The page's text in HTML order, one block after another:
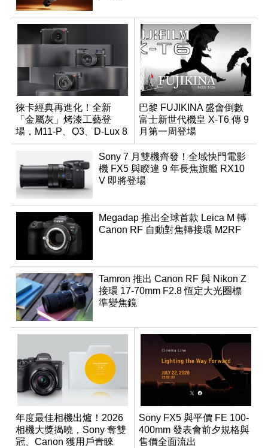
徠卡經典再進化！全新
「金屬灰」烤漆工藝登
場，M11-P、Q3、D-Lux 8
領銜換裝
巴黎 FUJIKINA 盛會倒數
富士新世代機皇 X-T6 傳 9
月第一周登場
Sony 7 月雙機齊發！全域快門電影
機 FX5 與睽違 9 年長焦旗艦 RX10
V 即將登場
Megadap 推出全球首款 Leica M 轉
Canon RF 自動對焦轉接環 M2RF
Tamron 推出 Canon RF 與 Nikon Z
接環 17-70mm F2.8 恆定大光圈標
準變焦鏡
年度最佳相機出爐！2026
相機大獎揭曉，Sony 奪雙
冠、Canon 獲用戶青睞
Sony FX5 與平價 FE 100-
400mm 發表會前夕規格與
售價全面流出